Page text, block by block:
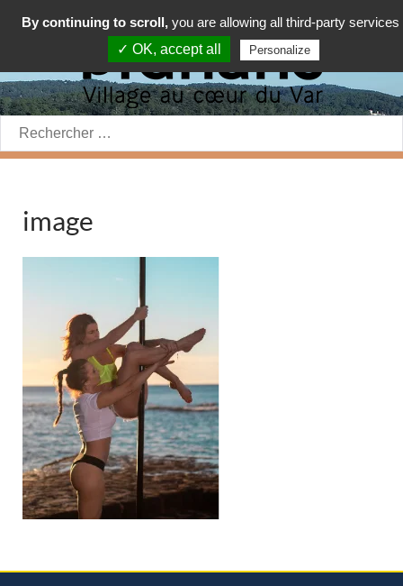
Rechercher:
image
By continuing to scroll, you are allowing all third-party services
✓ OK, accept all
Personalize